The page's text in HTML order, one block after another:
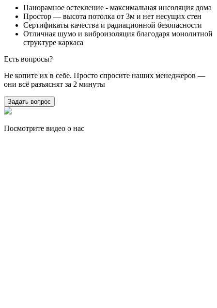
Панорамное остекление - максимальная инсоляция дома
Простор — высота потолка от 3м и нет несущих стен
Сертификаты качества и радиационной безопасности
Отличная шумо и виброизоляция благодаря монолитной
структуре каркаса
Есть вопросы?
Не копите их в себе. Просто спросите наших менеджеров —
они всё разъяснят за 2 минуты
Задать вопрос
Посмотрите видео о нас